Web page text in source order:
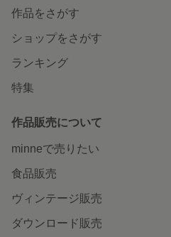
作品をさがす
ショップをさがす
ランキング
特集
作品販売について
minneで売りたい
食品販売
ヴィンテージ販売
ダウンロード販売